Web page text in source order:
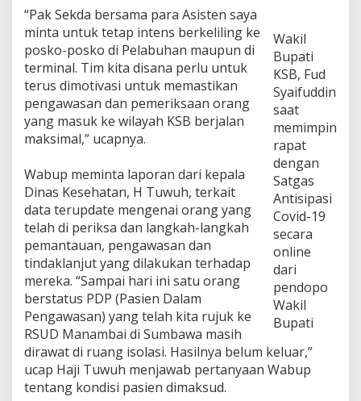
i
m
p
i
n
R
a
p
a
t
a
t
g
a
s
C
o
v
d
-
1
9
S
e
c
Wakil
Bupati
KSB, Fud
Syaifuddin
saat
memimpin
rapat
dengan
Satgas
Antisipasi
Covid-19
secara
online
dari
pendopo
Wakil
Bupati
“Pak Sekda bersama para Asisten saya
minta untuk tetap intens berkeliling ke
posko-posko di Pelabuhan maupun di
terminal. Tim kita disana perlu untuk
terus dimotivasi untuk memastikan
pengawasan dan pemeriksaan orang
yang masuk ke wilayah KSB berjalan
maksimal,” ucapnya.
Wabup meminta laporan dari kepala
Dinas Kesehatan, H Tuwuh, terkait
data terupdate mengenai orang yang
telah di periksa dan langkah-langkah
pemantauan, pengawasan dan
tindaklanjut yang dilakukan terhadap
mereka. “Sampai hari ini satu orang
berstatus PDP (Pasien Dalam
Pengawasan) yang telah kita rujuk ke
RSUD Manambai di Sumbawa masih
dirawat di ruang isolasi. Hasilnya belum keluar,”
ucap Haji Tuwuh menjawab pertanyaan Wabup
tentang kondisi pasien dimaksud.